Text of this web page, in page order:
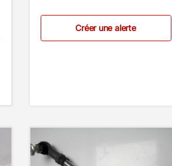
Créer une alerte